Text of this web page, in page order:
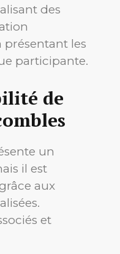
des
les
participante.
de
un
il est
aux
et